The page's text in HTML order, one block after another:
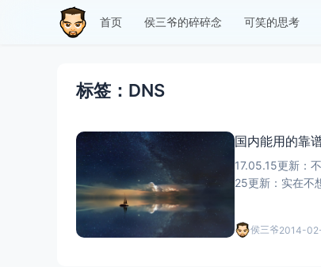
首页 侯三爷的碎碎念 可笑的思考
标签：DNS
国内能用的靠
17.05.15更新：
25更新：实在不
侯三爷2014-